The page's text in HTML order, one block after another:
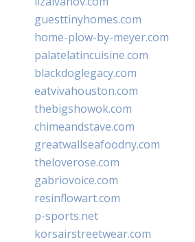
guesttinyhomes.com
home-plow-by-meyer.com
palatelatincuisine.com
blackdoglegacy.com
eatvivahouston.com
thebigshowok.com
chimeandstave.com
greatwallseafoodny.com
theloverose.com
gabriovoice.com
resinflowart.com
p-sports.net
korsairstreetwear.com